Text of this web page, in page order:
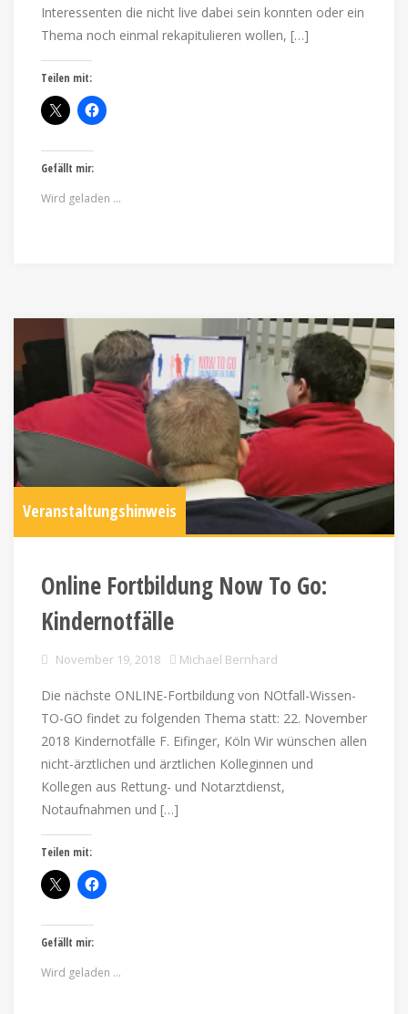
Interessenten die nicht live dabei sein konnten oder ein
Thema noch einmal rekapitulieren wollen, […]
Teilen mit:
Gefällt mir:
Wird geladen …
Veranstaltungshinweis
Online Fortbildung Now To Go:
Kindernotfälle
November 19, 2018 Michael Bernhard
Die nächste ONLINE-Fortbildung von NOtfall-Wissen-
TO-GO findet zu folgenden Thema statt: 22. November
2018 Kindernotfälle F. Eifinger, Köln Wir wünschen allen
nicht-ärztlichen und ärztlichen Kolleginnen und
Kollegen aus Rettung- und Notarztdienst,
Notaufnahmen und […]
Teilen mit:
Gefällt mir:
Wird geladen …